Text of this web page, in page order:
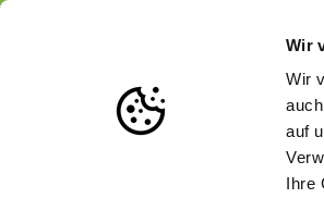
Wir
Wir
auf
Ihre
Weidezaun